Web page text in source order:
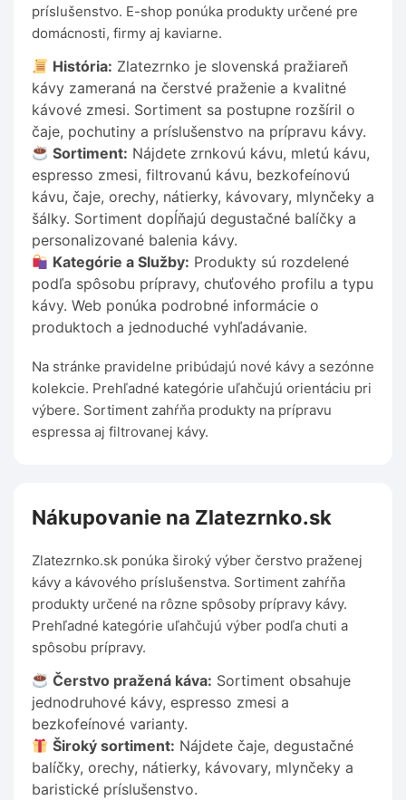
príslušenstvo. E-shop ponúka produkty určené pre
domácnosti, firmy aj kaviarne.
História: Zlatezrnko je slovenská pražiareň
kávy zameraná na čerstvé praženie a kvalitné
kávové zmesi. Sortiment sa postupne rozšíril o
čaje, pochutiny a príslušenstvo na prípravu kávy.
Sortiment: Nájdete zrnkovú kávu, mletú kávu,
espresso zmesi, filtrovanú kávu, bezkofeínovú
kávu, čaje, orechy, nátierky, kávovary, mlynčeky a
šálky. Sortiment dopĺňajú degustačné balíčky a
personalizované balenia kávy.
Kategórie a Služby: Produkty sú rozdelené
podľa spôsobu prípravy, chuťového profilu a typu
kávy. Web ponúka podrobné informácie o
produktoch a jednoduché vyhľadávanie.
Na stránke pravidelne pribúdajú nové kávy a sezónne
kolekcie. Prehľadné kategórie uľahčujú orientáciu pri
výbere. Sortiment zahŕňa produkty na prípravu
espressa aj filtrovanej kávy.
Nákupovanie na Zlatezrnko.sk
Zlatezrnko.sk ponúka široký výber čerstvo praženej
kávy a kávového príslušenstva. Sortiment zahŕňa
produkty určené na rôzne spôsoby prípravy kávy.
Prehľadné kategórie uľahčujú výber podľa chuti a
spôsobu prípravy.
Čerstvo pražená káva: Sortiment obsahuje
jednodruhové kávy, espresso zmesi a
bezkofeínové varianty.
Široký sortiment: Nájdete čaje, degustačné
balíčky, orechy, nátierky, kávovary, mlynčeky a
baristické príslušenstvo.